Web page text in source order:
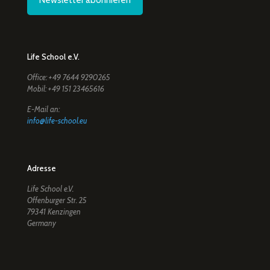
Life School e.V.
Office: +49 7644 9290265
Mobil: +49 151 23465616
E-Mail an:
info@life-school.eu
Adresse
Life School e.V.
Offenburger Str. 25
79341 Kenzingen
Germany